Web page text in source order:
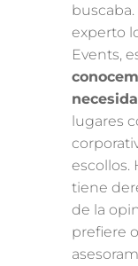
experto
Events,
lugares
escollos.
tiene
de la
prefiere